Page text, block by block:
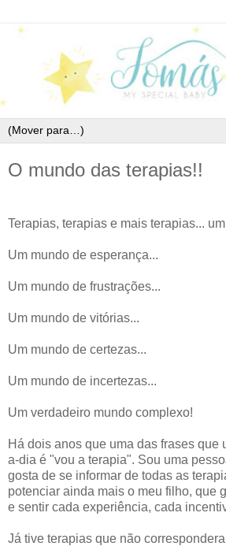
O mundo das terapias!!
Terapias, terapias e mais terapias...
Um mundo de esperança...
Um mundo de frustrações...
Um mundo de vitórias...
Um mundo de certezas...
Um mundo de incertezas...
Um verdadeiro mundo complexo!
Há dois anos que uma das frases que
a-dia é "vou a terapia". Sou uma
gosta de se informar de todas as
potenciar ainda mais o meu filho, que
e sentir cada experiência, cada
Já tive terapias que não